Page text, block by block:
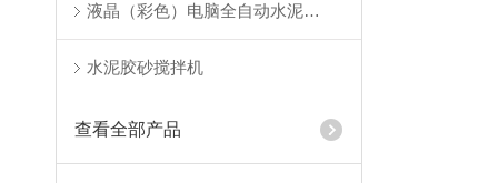
液晶（彩色）电脑全自动水泥抗折试验机
水泥胶砂搅拌机
查看全部产品